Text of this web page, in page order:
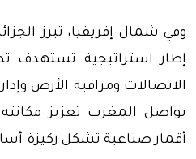
وفي شمال إفريقيا، تبرز
إطار استراتيجية تستهدف
الاتصالات ومراقبة الأرض
يواصل المغرب تعزيز
أقمار صناعية تشكل ركيزة